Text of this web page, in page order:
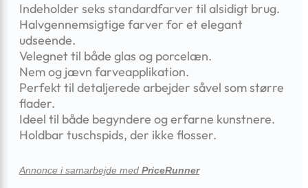
Indeholder seks standardfarver til alsidigt brug.
Halvgennemsigtige farver for et elegant
udseende.
Velegnet til både glas og porcelæn.
Nem og jævn farveapplikation.
Perfekt til detaljerede arbejder såvel som større
flader.
Ideel til både begyndere og erfarne kunstnere.
Holdbar tuschspids, der ikke flosser.
Annonce i samarbejde med PriceRunner